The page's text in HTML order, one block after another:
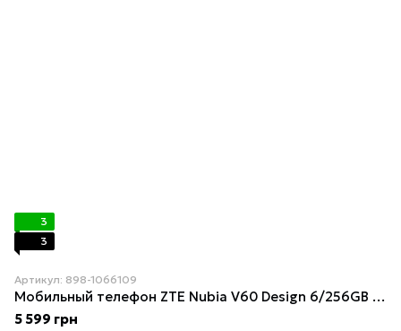
3
3
Артикул: 898-1066109
Мобильный телефон ZTE Nubia V60 Design 6/256GB Blue (1066109)
5 599 грн